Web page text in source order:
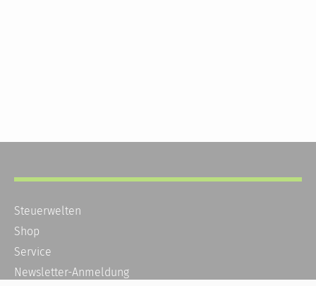
Steuerwelten
Shop
Service
Newsletter-Anmeldung